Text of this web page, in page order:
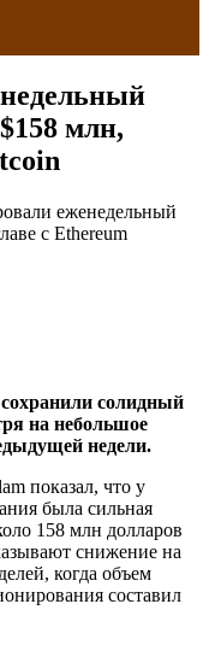
млн,
еженедельный
с Ethereum
солидный
на небольшое
недели.
показал, что у
была сильная
158 млн долларов
снижение на
когда объем
составил